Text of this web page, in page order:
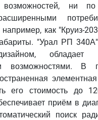
возможностей, ни по
как "Круиз-
"Урал РП
обладает
возможностями. В
его стоимость до
приём в
поиск